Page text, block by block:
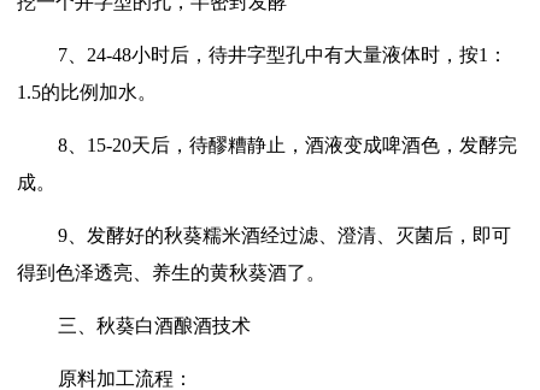
7、24-48小时后，待井字型孔中有大量液体时，按1：
1.5的比例加水。
8、15-20天后，待醪糟静止，酒液变成啤酒色，发酵完
成。
9、发酵好的秋葵糯米酒经过滤、澄清、灭菌后，即可
得到色泽透亮、养生的黄秋葵酒了。
三、秋葵白酒酿酒技术
原料加工流程：